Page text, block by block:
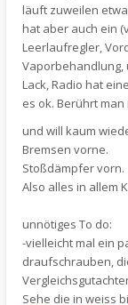
läuft zuweilen
hat aber auch ein
Leerlaufregler,
Vaporbehandlung,
Lack, Radio hat
es ok. Berührt
und will kaum
Bremsen vorne.
Stoßdämpfer vorn.
Also alles in allem
unnötiges To do:
-vielleicht mal ein
draufschrauben,
Sehe die in weiss